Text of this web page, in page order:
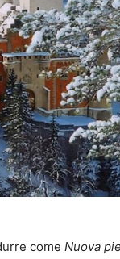
come Nuova